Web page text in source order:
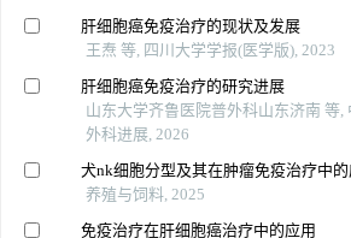
肝细胞癌免疫治疗的现状及发展
王焘 等, 四川大学学报(医学版), 2023
肝细胞癌免疫治疗的研究进展
山东大学齐鲁医院普外科山东济南 等,
外科进展, 2026
犬nk细胞分型及其在肿瘤免疫治疗中
养殖与饲料, 2025
免疫治疗在肝细胞癌治疗中的应用